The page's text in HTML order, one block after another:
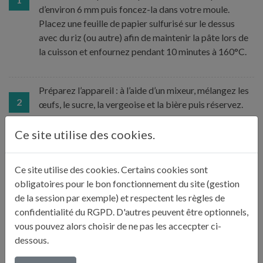
d’environ 6 mm puis foncez-la dans votre moule.
Placez une feuille de papier sulfurisé sur le dessus
avec du riz (ou autre) afin de maintenir la pâte lors de
la cuisson et enfournez pendant 10 minutes à 160°C.
2
Préparez l’appareil : à l’aide d’un mixeur, mélangez les
œufs, le sucre, la vergeoise et la bière puis réservez.
3
Une fois précuite, étalez la vergeoise sur l’ensemble
de la pâte et versez l’appareil pour recouvrir le tout.
Enfournez de nouveau pour environ 30 minutes de
cuisson à 160 °C.
4
Sortez la tarte et laissez-la reposer pendant 30
minutes au moins avant de la déguster.
Ce site utilise des cookies.
Ce site utilise des cookies. Certains cookies sont
obligatoires pour le bon fonctionnement du site (gestion
de la session par exemple) et respectent les règles de
confidentialité du RGPD. D'autres peuvent être optionnels,
vous pouvez alors choisir de ne pas les accecpter ci-
dessous.